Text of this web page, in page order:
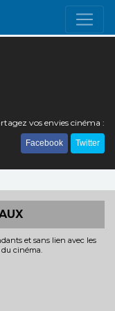
vos envies cinéma :
Facebook Twitter
et sans lien avec les
cinéma.